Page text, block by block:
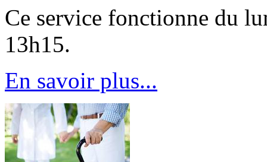
Ce service fonctionne du
13h15.
En savoir plus...